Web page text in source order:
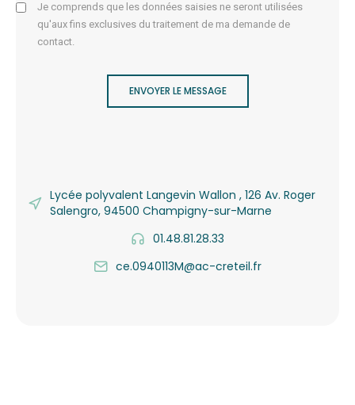
Je comprends que les données saisies ne seront utilisées
qu'aux fins exclusives du traitement de ma demande de
contact.
ENVOYER LE MESSAGE
Lycée polyvalent Langevin Wallon , 126 Av. Roger
Salengro, 94500 Champigny-sur-Marne
01.48.81.28.33
ce.0940113M@ac-creteil.fr